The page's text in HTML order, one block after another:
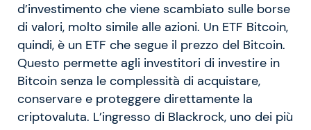
d’investimento che viene scambiato sulle borse
di valori, molto simile alle azioni. Un ETF Bitcoin,
quindi, è un ETF che segue il prezzo del Bitcoin.
Questo permette agli investitori di investire in
Bitcoin senza le complessità di acquistare,
conservare e proteggere direttamente la
criptovaluta. L’ingresso di Blackrock, uno dei più